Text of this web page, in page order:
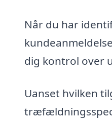
Når du har
dig kontrol over
Uanset hvilken